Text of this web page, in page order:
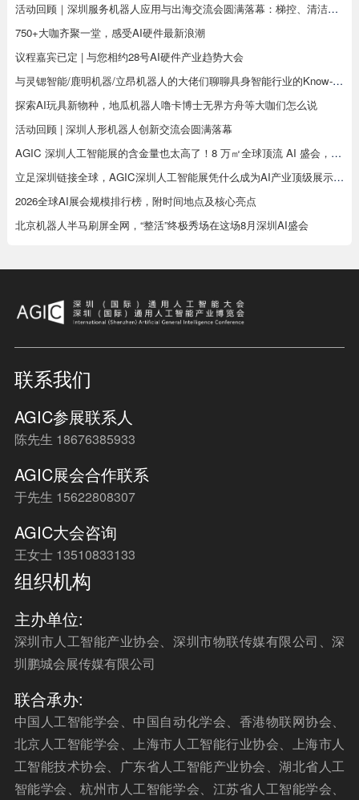
活动回顾｜深圳服务机器人应用与出海交流会圆满落幕：梯控、清洁、配送、烹饪、工业机器人同台分享，合规、渠道、场景干货全覆盖
750+大咖齐聚一堂，感受AI硬件最新浪潮
议程嘉宾已定 | 与您相约28号AI硬件产业趋势大会
与灵锶智能/鹿明机器/立昂机器人的大佬们聊聊具身智能行业的Know-how
探索AI玩具新物种，地瓜机器人噜卡博士无界方舟等大咖们怎么说
活动回顾 | 深圳人形机器人创新交流会圆满落幕
AGIC 深圳人工智能展的含金量也太高了！8 万㎡全球顶流 AI 盛会，8 月深圳见真章
立足深圳链接全球，AGIC深圳人工智能展凭什么成为AI产业顶级展示平台
2026全球AI展会规模排行榜，附时间地点及核心亮点
北京机器人半马刷屏全网，“整活”终极秀场在这场8月深圳AI盛会
联系我们
AGIC参展联系人
陈先生 18676385933
AGIC展会合作联系
于先生 15622808307
AGIC大会咨询
王女士 13510833133
组织机构
主办单位:
深圳市人工智能产业协会、深圳市物联传媒有限公司、深
圳鹏城会展传媒有限公司
联合承办:
中国人工智能学会、中国自动化学会、香港物联网协会、
北京人工智能学会、上海市人工智能行业协会、上海市人
工智能技术协会、广东省人工智能产业协会、湖北省人工
智能学会、杭州市人工智能学会、江苏省人工智能学会、